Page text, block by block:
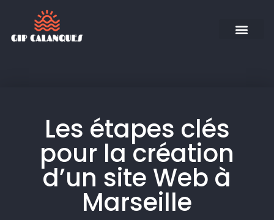
Les étapes clés
pour la création
d’un site Web à
Marseille